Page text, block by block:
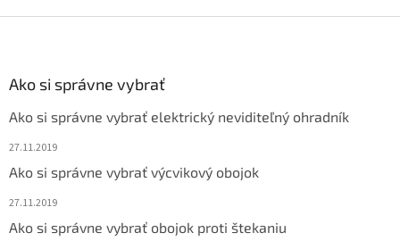
Ako si správne vybrať
Ako si správne vybrať elektrický neviditeľný ohradník
27.11.2019
Ako si správne vybrať výcvikový obojok
27.11.2019
Ako si správne vybrať obojok proti štekaniu